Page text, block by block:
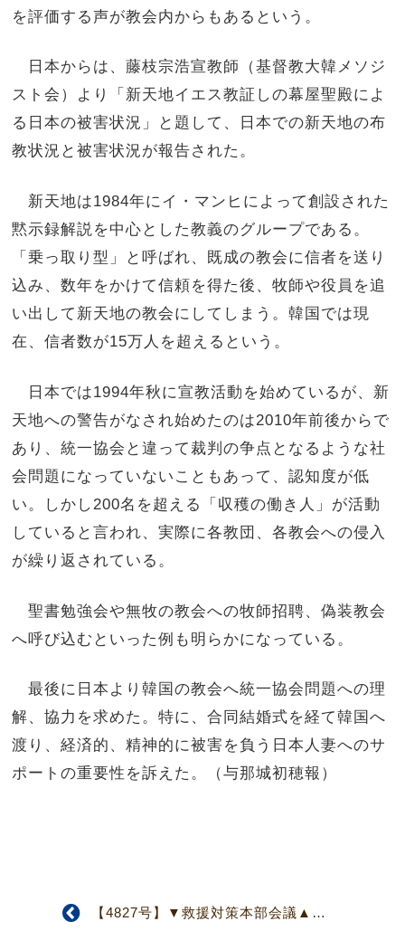
を評価する声が教会内からもあるという。
日本からは、藤枝宗浩宣教師（基督教大韓メソジ
スト会）より「新天地イエス教証しの幕屋聖殿によ
る日本の被害状況」と題して、日本での新天地の布
教状況と被害状況が報告された。
新天地は1984年にイ・マンヒによって創設された
黙示録解説を中心とした教義のグループである。
「乗っ取り型」と呼ばれ、既成の教会に信者を送り
込み、数年をかけて信頼を得た後、牧師や役員を追
い出して新天地の教会にしてしまう。韓国では現
在、信者数が15万人を超えるという。
日本では1994年秋に宣教活動を始めているが、新
天地への警告がなされ始めたのは2010年前後からで
あり、統一協会と違って裁判の争点となるような社
会問題になっていないこともあって、認知度が低
い。しかし200名を超える「収穫の働き人」が活動
していると言われ、実際に各教団、各教会への侵入
が繰り返されている。
聖書勉強会や無牧の教会への牧師招聘、偽装教会
へ呼び込むといった例も明らかになっている。
最後に日本より韓国の教会へ統一協会問題への理
解、協力を求めた。特に、合同結婚式を経て韓国へ
渡り、経済的、精神的に被害を負う日本人妻へのサ
ポートの重要性を訴えた。（与那城初穂報）
【4827号】▼救援対策本部会議▲ 「救援活動記録刊行委員会」設置を決定